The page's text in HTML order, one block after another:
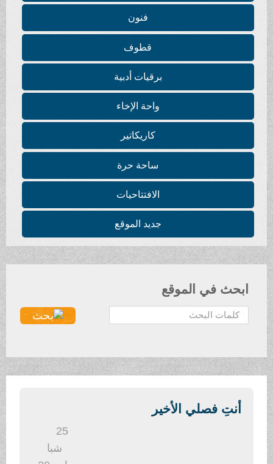
فنون
قطوف
برقيات أدبية
واحة الإخاء
كاريكاتير
ساحة حرة
الافتتاحيات
جديد الموقع
ابحث في الموقع
ح
ث
أنتِ فصلي الأخير
شبا